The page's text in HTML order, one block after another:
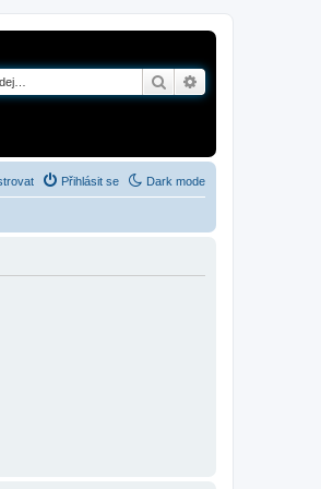
Hledat
Dark mode
Přihlásit se